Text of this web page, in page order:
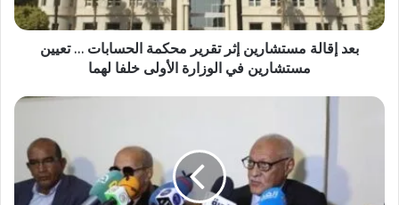
بعد إقالة مستشارين إثر تقرير محكمة الحسابات … تعيين
مستشارين في الوزارة الأولى خلفا لهما